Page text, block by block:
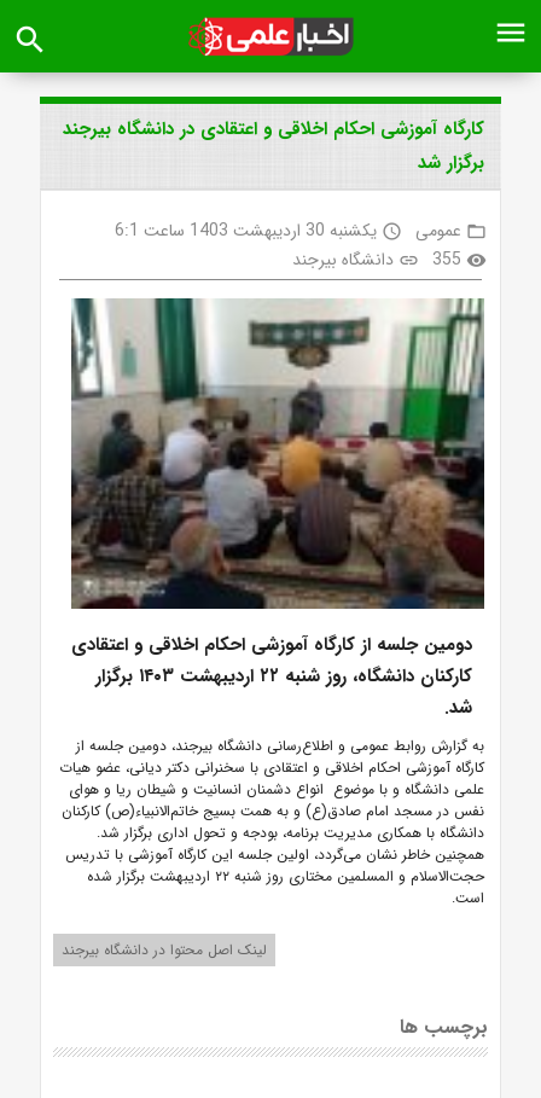
menu
search
کارگاه آموزشی احکام اخلاقی و اعتقادی در دانشگاه بیرجند
برگزار شد
folder_open عمومی access_time یکشنبه 30 اردیبهشت 1403 ساعت 6:1
visibility
355
link دانشگاه بیرجند
دومین جلسه از کارگاه آموزشی احکام اخلاقی و اعتقادی
کارکنان دانشگاه، روز شنبه ۲۲ اردیبهشت ۱۴۰۳ برگزار
شد.
به گزارش روابط عمومی و اطلاع‌رسانی دانشگاه بیرجند، دومین جلسه از
کارگاه آموزشی احکام اخلاقی و اعتقادی با سخنرانی دکتر دیانی، عضو هیات
علمی دانشگاه و با موضوع انواع دشمنان انسانیت و شیطان ریا و هوای
نفس در مسجد امام صادق(ع) و به همت بسیج خاتم‌الانبیاء(ص) کارکنان
دانشگاه با همکاری مدیریت برنامه، بودجه و تحول اداری برگزار شد.
همچنین خاطر نشان می‌گردد، اولین جلسه این کارگاه آموزشی با تدریس
حجت‌الاسلام و المسلمین مختاری روز شنبه ۲۲ اردیبهشت برگزار شده
است.
لینک اصل محتوا در دانشگاه بیرجند
برچسب ها